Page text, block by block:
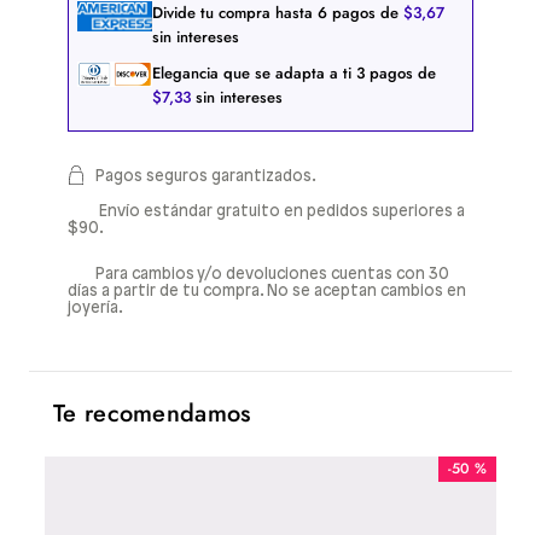
Divide tu compra hasta 6 pagos de $3,67
sin intereses
Elegancia que se adapta a ti 3 pagos de
$7,33 sin intereses
Pagos seguros garantizados.
Envío estándar gratuito en pedidos superiores a
$90.
Para cambios y/o devoluciones cuentas con 30
días a partir de tu compra. No se aceptan cambios en
joyería.
Te recomendamos
-50 %